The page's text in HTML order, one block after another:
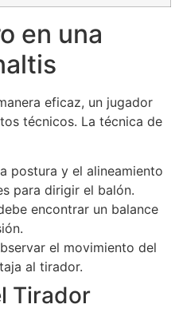
en una
eficaz, un jugador
técnicos. La técnica de
postura y el alineamiento
para dirigir el balón.
encontrar un balance
el movimiento del
al tirador.
Tirador